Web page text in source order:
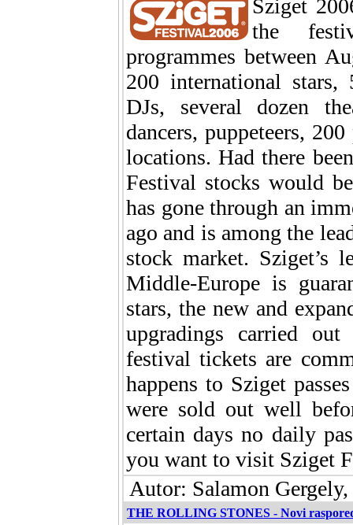
Sziget
the
programmes between
200 international stars,
DJs, several dozen
dancers, puppeteers,
locations. Had there
Festival stocks would
has gone through an
ago and is among the
stock market. Sziget’s
Middle-Europe is
stars, the new and
upgradings carried
festival tickets are
happens to Sziget
were sold out well
certain days no daily
you want to visit Sziget
Autor: Salamon
THE ROLLING STONES - Novi